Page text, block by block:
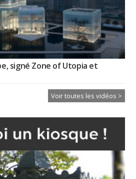
signé Zone of Utopia et
Voir toutes les vidéos >